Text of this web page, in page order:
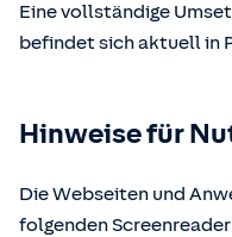
Eine vollständige
befindet sich aktuell in
Hinweise für
Die Webseiten und
folgenden